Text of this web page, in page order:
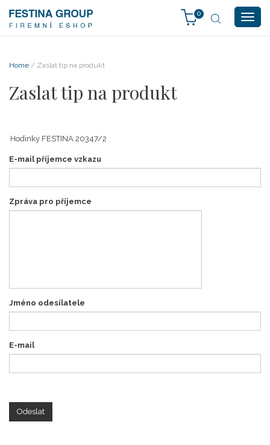
0
Home / Zaslat tip na produkt
Zaslat tip na produkt
E-mail příjemce vzkazu
Zpráva pro příjemce
Jméno odesílatele
E-mail
Odeslat